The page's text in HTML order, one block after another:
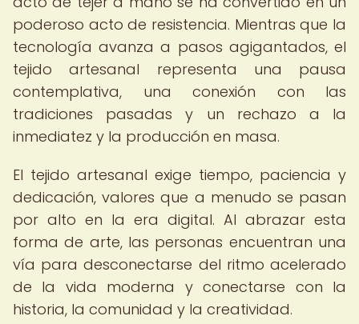
poderoso acto de resistencia. Mientras que la
tecnología avanza a pasos agigantados, el
tejido artesanal representa una pausa
contemplativa, una conexión con las
tradiciones pasadas y un rechazo a la
inmediatez y la producción en masa.
El tejido artesanal exige tiempo, paciencia y
dedicación, valores que a menudo se pasan
por alto en la era digital. Al abrazar esta
forma de arte, las personas encuentran una
vía para desconectarse del ritmo acelerado
de la vida moderna y conectarse con la
historia, la comunidad y la creatividad.